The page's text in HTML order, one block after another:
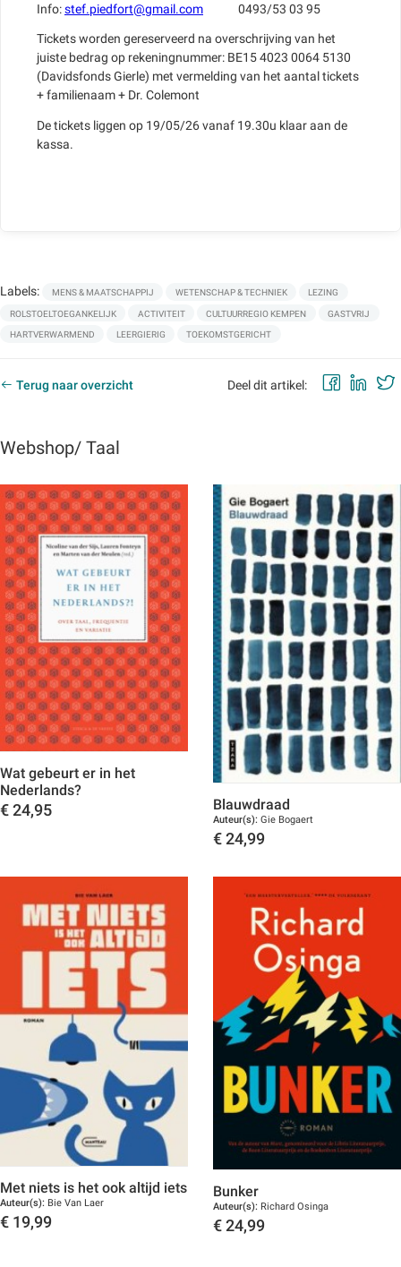
Info:stef.piedfort@gmail.com 0493/53 03 95
Tickets worden gereserveerd na overschrijving van het
juiste bedrag op rekeningnummer: BE15 4023 0064 5130
(Davidsfonds Gierle) met vermelding van het aantal tickets
+ familienaam + Dr. Colemont
De tickets liggen op 19/05/26 vanaf 19.30u klaar aan de
kassa.
Labels: MENS & MAATSCHAPPIJ WETENSCHAP & TECHNIEK LEZING
ROLSTOELTOEGANKELIJK ACTIVITEIT CULTUURREGIO KEMPEN GASTVRIJ
HARTVERWARMEND LEERGIERIG TOEKOMSTGERICHT
Terug naar overzicht Deel dit artikel:
Webshop/ Taal
Wat gebeurt er in het
Nederlands?
€ 24,95 Blauwdraad
Auteur(s): Gie Bogaert
€ 24,99
Met niets is het ook altijd iets
Auteur(s): Bie Van Laer
€ 19,99
Bunker
Auteur(s): Richard Osinga
€ 24,99